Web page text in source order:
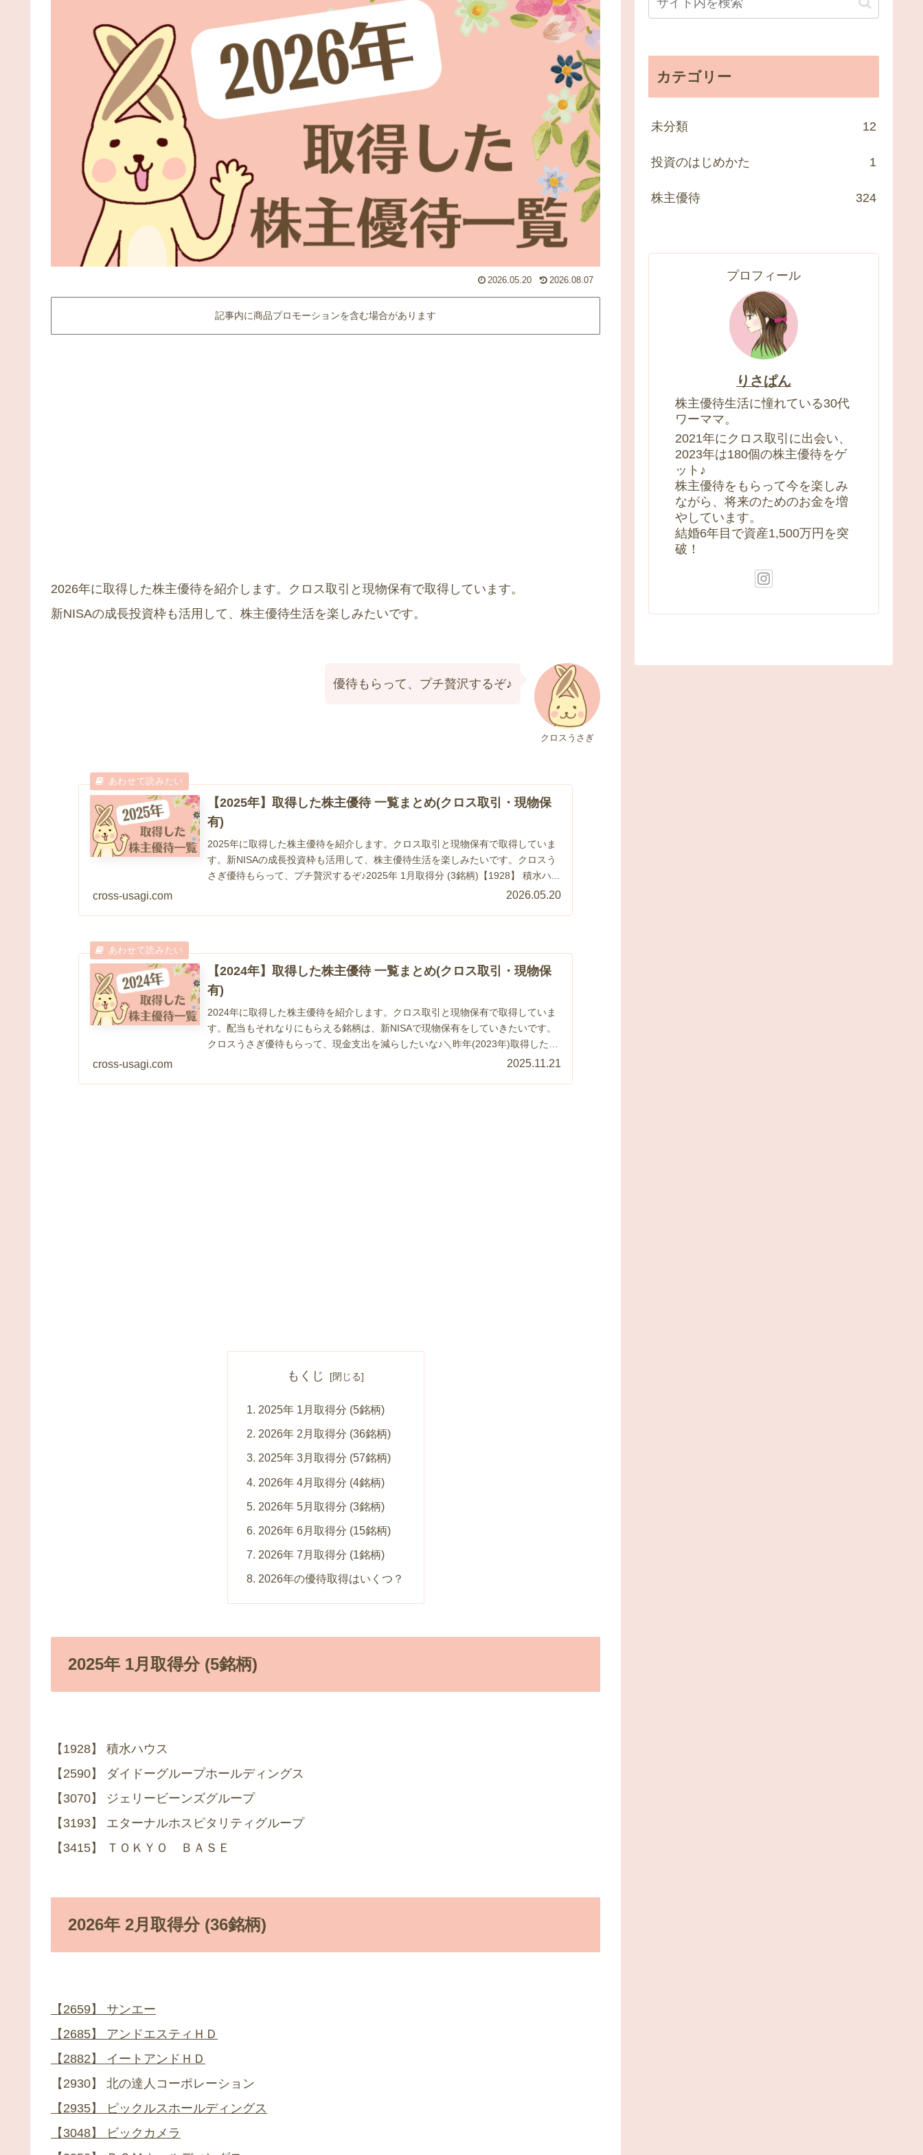
2026.05.20 2026.08.07
記事内に商品プロモーションを含む場合があります
2026年に取得した株主優待を紹介します。クロス取引と現物保有で取得しています。
新NISAの成長投資枠も活用して、株主優待生活を楽しみたいです。
クロスうさぎ
優待もらって、プチ贅沢するぞ♪
【2025年】取得した株主優待 一覧まとめ(クロス取引・現物保
有)
2025年に取得した株主優待を紹介します。クロス取引と現物保有で取得していま
す。新NISAの成長投資枠も活用して、株主優待生活を楽しみたいです。クロスう
さぎ優待もらって、プチ贅沢するぞ♪2025年 1月取得分 (3銘柄)【1928】 積水ハ...
cross-usagi.com 2026.05.20
【2024年】取得した株主優待 一覧まとめ(クロス取引・現物保
有)
2024年に取得した株主優待を紹介します。クロス取引と現物保有で取得していま
す。配当もそれなりにもらえる銘柄は、新NISAで現物保有をしていきたいです。
クロスうさぎ優待もらって、現金支出を減らしたいな♪＼昨年(2023年)取得した株
cross-usagi.com 2025.11.21
もくじ
2025年 1月取得分 (5銘柄)
2026年 2月取得分 (36銘柄)
2025年 3月取得分 (57銘柄)
2026年 4月取得分 (4銘柄)
2026年 5月取得分 (3銘柄)
2026年 6月取得分 (15銘柄)
2026年 7月取得分 (1銘柄)
2026年の優待取得はいくつ？
2025年 1月取得分 (5銘柄)
【1928】 積水ハウス
【2590】 ダイドーグループホールディングス
【3070】 ジェリービーンズグループ
【3193】 エターナルホスピタリティグループ
【3415】 ＴＯＫＹＯ ＢＡＳＥ
2026年 2月取得分 (36銘柄)
【2659】 サンエー
【2685】 アンドエスティＨＤ
【2882】 イートアンドＨＤ
【2930】 北の達人コーポレーション
【2935】 ピックルスホールディングス
【3048】 ビックカメラ
カテゴリー
未分類 12
投資のはじめかた 1
株主優待 324
プロフィール
りさぱん
株主優待生活に憧れている30代
ワーママ。
2021年にクロス取引に出会い、
2023年は180個の株主優待をゲ
ット♪
株主優待をもらって今を楽しみ
ながら、将来のためのお金を増
やしています。
結婚6年目で資産1,500万円を突
破！